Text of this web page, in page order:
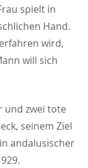
spielt in
Hand.
wird,
will sich
und zwei tote
seinem Ziel
andalusischer